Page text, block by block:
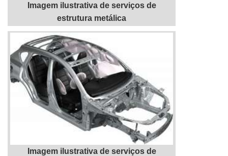
Imagem ilustrativa de serviços de
estrutura metálica
Imagem ilustrativa de serviços de